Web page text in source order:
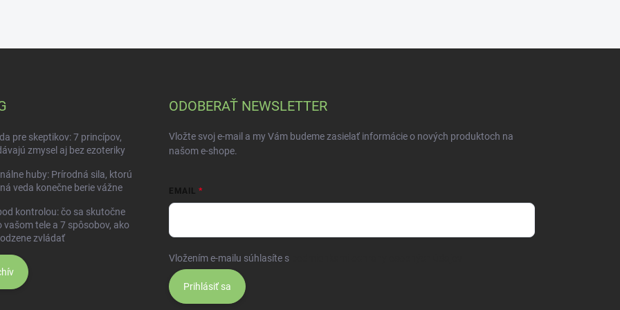
pre skeptikov: 7 princípov,
zmysel aj bez ezoteriky
huby: Prírodná sila, ktorú
veda konečne berie vážne
kontrolou: čo sa skutočne
vašom tele a 7 spôsobov, ako
zvládať
ODOBERAŤ NEWSLETTER
Vložte svoj e-mail a my Vám budeme zasielať informácie o nových produktoch na
našom e-shope.
EMAIL
Vložením e-mailu súhlasíte s
Prihlásiť sa